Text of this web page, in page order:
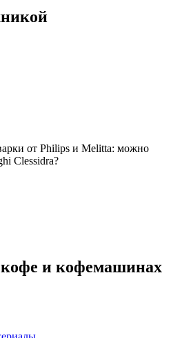
от Philips и Melitta: можно
Clessidra?
и кофемашинах